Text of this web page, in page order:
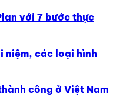
với 7 bước thực
niệm, các loại hình
công ở Việt Nam